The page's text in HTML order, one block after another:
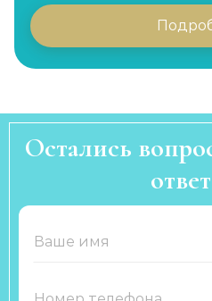
Остались